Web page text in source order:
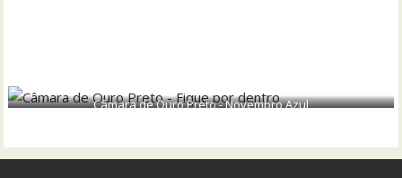
Câmara de Ouro Preto - Novembro Azul